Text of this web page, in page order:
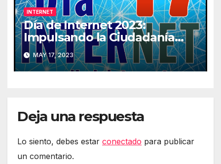
INTERNET
Día de Internet 2023:
Impulsando la Ciudadanía
Digital
MAY 17, 2023
Deja una respuesta
Lo siento, debes estar conectado para publicar
un comentario.